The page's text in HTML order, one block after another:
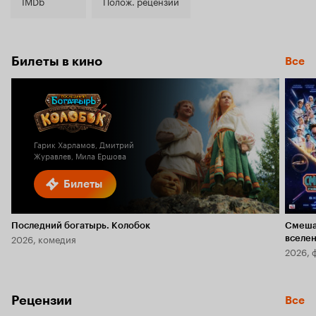
Билеты в кино Все
Билеты
Гарик Харламов, Дмитрий
Журавлев, Мила Ершова
Последний богатырь. Колобок
2026, комедия
2026,
Рецензии Все